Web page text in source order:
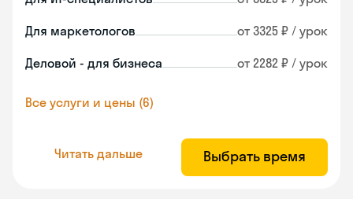
Для маркетологов от 3325 ₽ / урок
Деловой - для бизнеса от 2282 ₽ / урок
Все услуги и цены (6)
Читать дальше Выбрать время